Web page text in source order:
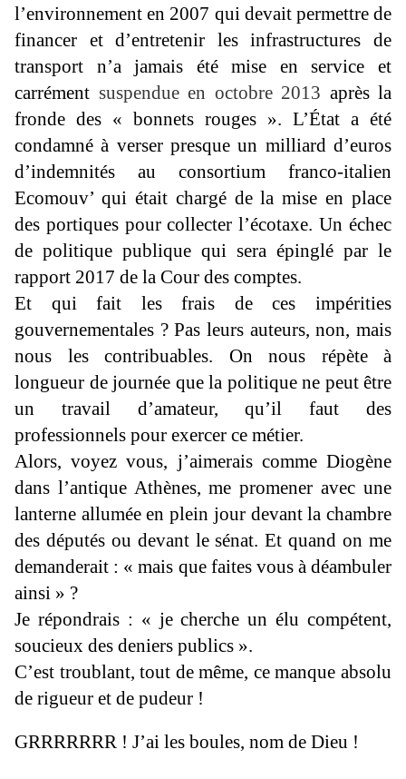
l’environnement en 2007 qui devait permettre de
financer et d’entretenir les infrastructures de
transport n’a jamais été mise en service et
carrément suspendue en octobre 2013 après la
fronde des « bonnets rouges ». L’État a été
condamné à verser presque un milliard d’euros
d’indemnités au consortium franco-italien
Ecomouv’ qui était chargé de la mise en place
des portiques pour collecter l’écotaxe. Un échec
de politique publique qui sera épinglé par le
rapport 2017 de la Cour des comptes.
Et qui fait les frais de ces impérities
gouvernementales ? Pas leurs auteurs, non, mais
nous les contribuables. On nous répète à
longueur de journée que la politique ne peut être
un travail d’amateur, qu’il faut des
professionnels pour exercer ce métier.
Alors, voyez vous, j’aimerais comme Diogène
dans l’antique Athènes, me promener avec une
lanterne allumée en plein jour devant la chambre
des députés ou devant le sénat. Et quand on me
demanderait : « mais que faites vous à déambuler
ainsi » ?
Je répondrais : « je cherche un élu compétent,
soucieux des deniers publics ».
C’est troublant, tout de même, ce manque absolu
de rigueur et de pudeur !
GRRRRRRR ! J’ai les boules, nom de Dieu !